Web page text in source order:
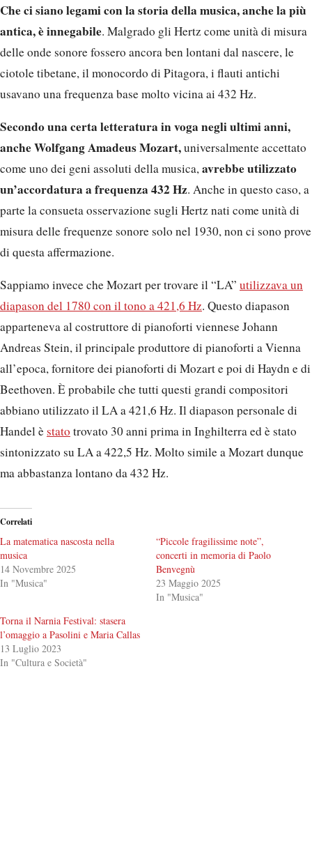
Che ci siano legami con la storia della musica, anche la più
antica, è innegabile. Malgrado gli Hertz come unità di misura
delle onde sonore fossero ancora ben lontani dal nascere, le
ciotole tibetane, il monocordo di Pitagora, i flauti antichi
usavano una frequenza base molto vicina ai 432 Hz.
Secondo una certa letteratura in voga negli ultimi anni,
anche Wolfgang Amadeus Mozart,universalmente accettato
come uno dei geni assoluti della musica,avrebbe utilizzato
un’accordatura a frequenza 432 Hz. Anche in questo caso, a
parte la consueta osservazione sugli Hertz nati come unità di
misura delle frequenze sonore solo nel 1930, non ci sono prove
di questa affermazione.
Sappiamo invece che Mozart per trovare il “LA” utilizzava un
diapason del 1780 con il tono a 421,6 Hz. Questo diapason
apparteneva al costruttore di pianoforti viennese Johann
Andreas Stein, il principale produttore di pianoforti a Vienna
all’epoca, fornitore dei pianoforti di Mozart e poi di Haydn e di
Beethoven. È probabile che tutti questi grandi compositori
abbiano utilizzato il LA a 421,6 Hz. Il diapason personale di
Handel èstato trovato 30 anni prima in Inghilterra ed è stato
sintonizzato su LA a 422,5 Hz. Molto simile a Mozart dunque
ma abbastanza lontano da 432 Hz.
Correlati
La matematica nascosta nella
musica
14 Novembre 2025
In "Musica"
“Piccole fragilissime note”,
concerti in memoria di Paolo
Benvegnù
23 Maggio 2025
In "Musica"
Torna il Narnia Festival: stasera
l’omaggio a Pasolini e Maria Callas
13 Luglio 2023
In "Cultura e Società"